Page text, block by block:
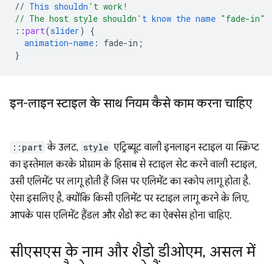
// This shouldn 't work!
// The host style shouldn' t know the name "fade-in"
::part(slider)
{
animation-name : fade-in ;
}
इन-लाइन स्टाइल के साथ नियम कैसे काम करना चाहिए
::part के उलट, style एट्रिब्यूट वाली इनलाइन स्टाइल या स्क्रिप्ट
का इस्तेमाल करके प्रोग्राम के हिसाब से स्टाइल सेट करने वाली स्टाइल,
उसी एलिमेंट पर लागू होती हैं जिस पर एलिमेंट का स्कोप लागू होता है.
ऐसा इसलिए है, क्योंकि किसी एलिमेंट पर स्टाइल लागू करने के लिए,
आपके पास एलिमेंट हैंडल और शैडो रूट का ऐक्सेस होना चाहिए.
सीएसएस के नाम और शैडो डीओएम, असल में